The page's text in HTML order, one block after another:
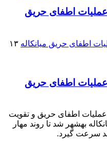
عملیات اطفای حریق
۱۳
عملیات اطفای حریق
عملیات اطفای حریق و تقویت
بهشهر شد تا روند مهار
سرعت گیرد.